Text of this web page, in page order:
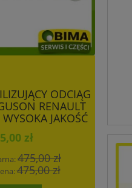
ODCIĄG
RENAULT
JAKOŚĆ
zł
475,00 zł
475,00 zł